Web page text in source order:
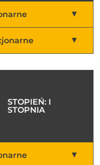
STOPIEŃ: I
STOPNIA